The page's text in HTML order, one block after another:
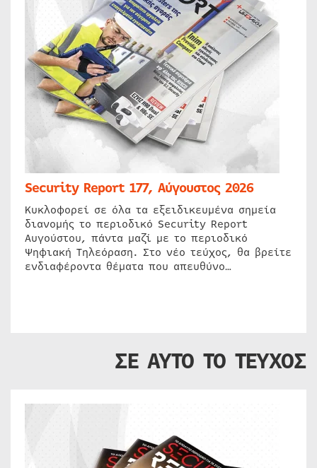
Security Report 177, Αύγουστος 2026
Κυκλοφορεί σε όλα τα εξειδικευμένα σημεία
διανομής το περιοδικό Security Report
Αυγούστου, πάντα μαζί με το περιοδικό
Ψηφιακή Τηλεόραση. Στο νέο τεύχος, θα βρείτε
ενδιαφέροντα θέματα που απευθύνο…
ΣΕ ΑΥΤΟ ΤΟ ΤΕΥΧΟΣ